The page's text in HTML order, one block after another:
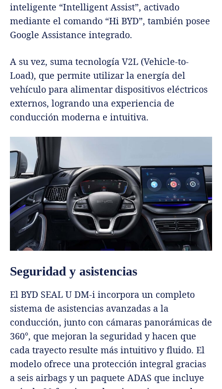
inteligente “Intelligent Assist”, activado
mediante el comando “Hi BYD”, también posee
Google Assistance integrado.
A su vez, suma tecnología V2L (Vehicle-to-
Load), que permite utilizar la energía del
vehículo para alimentar dispositivos eléctricos
externos, logrando una experiencia de
conducción moderna e intuitiva.
Seguridad y asistencias
El BYD SEAL U DM-i incorpora un completo
sistema de asistencias avanzadas a la
conducción, junto con cámaras panorámicas de
360°, que mejoran la seguridad y hacen que
cada trayecto resulte más intuitivo y fluido. El
modelo ofrece una protección integral gracias
a seis airbags y un paquete ADAS que incluye